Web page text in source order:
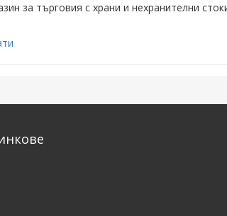
за търговия с храни и нехранителни